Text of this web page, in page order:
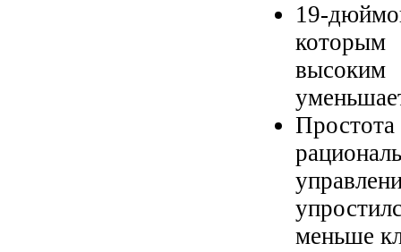
19-
которым
высоким
меньше